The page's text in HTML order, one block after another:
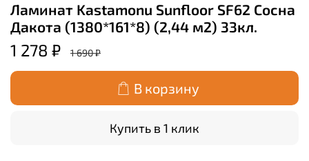
Ламинат Kastamonu Sunfloor SF62 Сосна
Дакота (1380*161*8) (2,44 м2) 33кл.
1 278 ₽ 1 690 ₽
В корзину
Купить в 1 клик